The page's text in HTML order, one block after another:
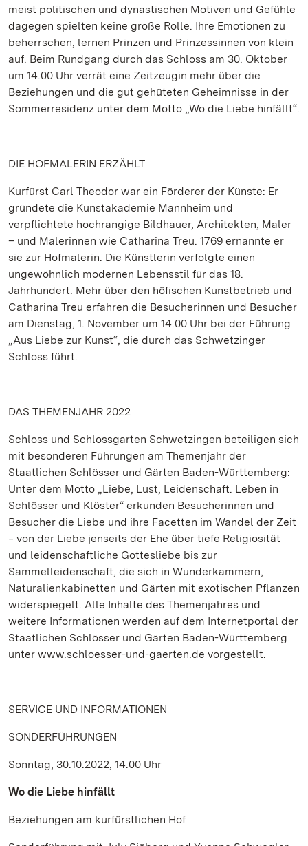
meist politischen und dynastischen Motiven und Gefühle
dagegen spielten keine große Rolle. Ihre Emotionen zu
beherrschen, lernen Prinzen und Prinzessinnen von klein
auf. Beim Rundgang durch das Schloss am 30. Oktober
um 14.00 Uhr verrät eine Zeitzeugin mehr über die
Beziehungen und die gut gehüteten Geheimnisse in der
Sommerresidenz unter dem Motto „Wo die Liebe hinfällt“.
DIE HOFMALERIN ERZÄHLT
Kurfürst Carl Theodor war ein Förderer der Künste: Er
gründete die Kunstakademie Mannheim und
verpflichtete hochrangige Bildhauer, Architekten, Maler
– und Malerinnen wie Catharina Treu. 1769 ernannte er
sie zur Hofmalerin. Die Künstlerin verfolgte einen
ungewöhnlich modernen Lebensstil für das 18.
Jahrhundert. Mehr über den höfischen Kunstbetrieb und
Catharina Treu erfahren die Besucherinnen und Besucher
am Dienstag, 1. November um 14.00 Uhr bei der Führung
„Aus Liebe zur Kunst“, die durch das Schwetzinger
Schloss führt.
DAS THEMENJAHR 2022
Schloss und Schlossgarten Schwetzingen beteiligen sich
mit besonderen Führungen am Themenjahr der
Staatlichen Schlösser und Gärten Baden-Württemberg:
Unter dem Motto „Liebe, Lust, Leidenschaft. Leben in
Schlösser und Klöster“ erkunden Besucherinnen und
Besucher die Liebe und ihre Facetten im Wandel der Zeit
‒ von der Liebe jenseits der Ehe über tiefe Religiosität
und leidenschaftliche Gottesliebe bis zur
Sammelleidenschaft, die sich in Wunderkammern,
Naturalienkabinetten und Gärten mit exotischen Pflanzen
widerspiegelt. Alle Inhalte des Themenjahres und
weitere Informationen werden auf dem Internetportal der
Staatlichen Schlösser und Gärten Baden-Württemberg
unter www.schloesser-und-gaerten.de vorgestellt.
SERVICE UND INFORMATIONEN
SONDERFÜHRUNGEN
Sonntag, 30.10.2022, 14.00 Uhr
Wo die Liebe hinfällt
Beziehungen am kurfürstlichen Hof